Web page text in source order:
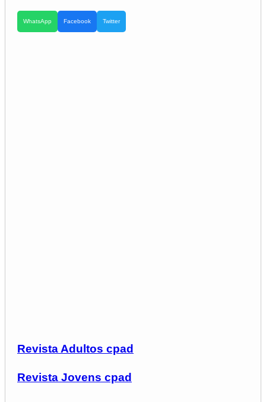
WhatsApp Facebook Twitter
Revista Adultos cpad
Revista Jovens cpad